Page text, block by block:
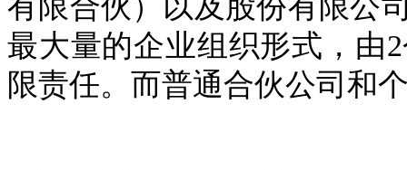
有限合伙）以及股份有限公
最大量的企业组织形式，由
限责任。而普通合伙公司和